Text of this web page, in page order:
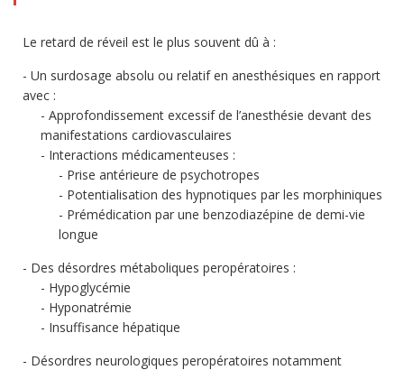
Le retard de réveil est le plus souvent dû à :
Un surdosage absolu ou relatif en anesthésiques en rapport
avec :
Approfondissement excessif de l’anesthésie devant des
manifestations cardiovasculaires
Interactions médicamenteuses :
Prise antérieure de psychotropes
Potentialisation des hypnotiques par les morphiniques
Prémédication par une benzodiazépine de demi-vie
longue
Des désordres métaboliques peropératoires :
Hypoglycémie
Hyponatrémie
Insuffisance hépatique
Désordres neurologiques peropératoires notamment